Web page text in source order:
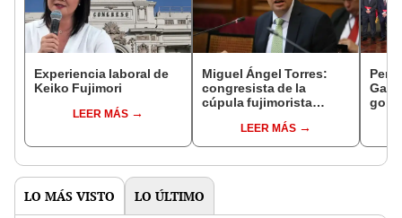
Experiencia laboral de
Keiko Fujimori
LEER MÁS
Miguel Ángel Torres:
congresista de la
cúpula fujimorista
del SenadoLEER MÁS
LO MÁS VISTO LO ÚLTIMO